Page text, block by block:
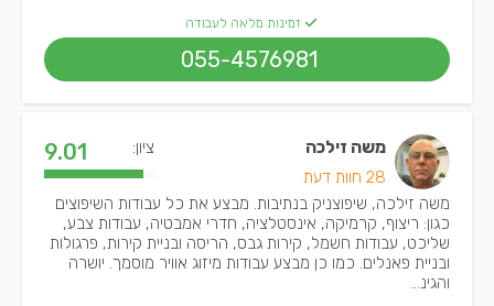
זמינות מלאה לעבודה
055-4576981
משה זילכה
28 חוות דעת
ציון: 9.01
משה זילכה, שיפוצניק בנתיבות. מבצע את כל עבודות השיפוצים
כגון: ריצוף, קרמיקה, אינסטלציה, חדרי אמבטיה, עבודות צבע,
שליכט, עבודות חשמל, קירות גבס, הריסה ובניית קירות, פרגולות
ובניית פאנלים. כמו כן מבצע עבודות מיזוג אוויר מוסמך. יושרה
והגינ...